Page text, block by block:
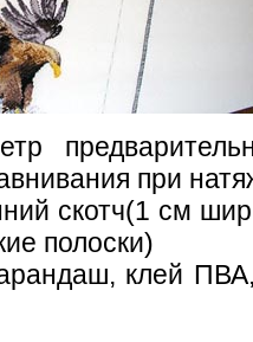
при
скотч(1 см
полоски)
клей ПВА,